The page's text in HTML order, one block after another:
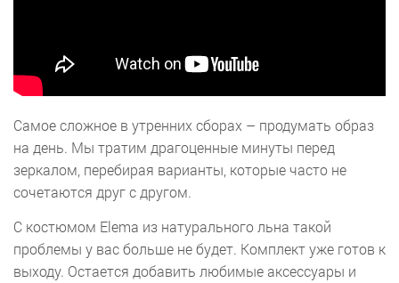
Самое сложное в утренних сборах – продумать образ
на день. Мы тратим драгоценные минуты перед
зеркалом, перебирая варианты, которые часто не
сочетаются друг с другом.
С костюмом Elema из натурального льна такой
проблемы у вас больше не будет. Комплект уже готов к
выходу. Остается добавить любимые аксессуары и